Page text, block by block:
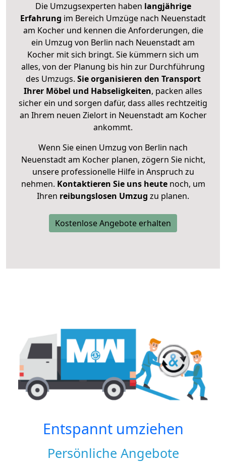
Die Umzugsexperten haben langjährige
Erfahrung im Bereich Umzüge nach Neuenstadt
am Kocher und kennen die Anforderungen, die
ein Umzug von Berlin nach Neuenstadt am
Kocher mit sich bringt. Sie kümmern sich um
alles, von der Planung bis hin zur Durchführung
des Umzugs. Sie organisieren den Transport
Ihrer Möbel und Habseligkeiten, packen alles
sicher ein und sorgen dafür, dass alles rechtzeitig
an Ihrem neuen Zielort in Neuenstadt am Kocher
ankommt.
Wenn Sie einen Umzug von Berlin nach
Neuenstadt am Kocher planen, zögern Sie nicht,
unsere professionelle Hilfe in Anspruch zu
nehmen. Kontaktieren Sie uns heutenoch, um
Ihren reibungslosen Umzug zu planen.
Kostenlose Angebote erhalten
Entspannt umziehen
Persönliche Angebote